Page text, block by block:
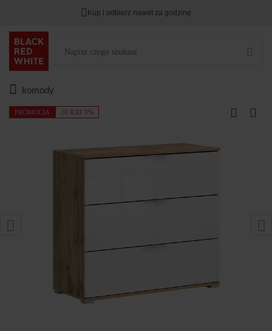
Kup i odbierz nawet za godzinę
komody
PROMOCJA 20 RAT 0%